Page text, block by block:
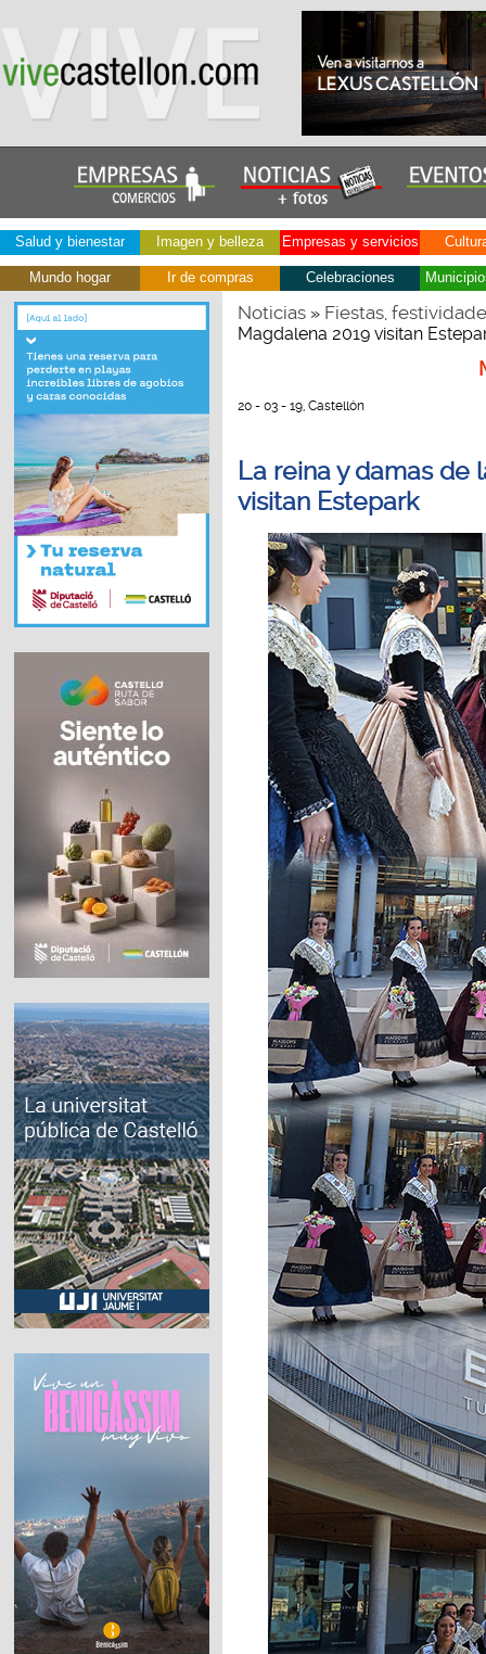
Salud y bienestar Imagen y belleza Empresas y servicios
Mundo hogar Ir de compras Celebraciones
Noticias» Fiestas,
Magdalena 2019 visitan
20 - 03 - 19, Castellón
La reina y damas de
visitan Estepark